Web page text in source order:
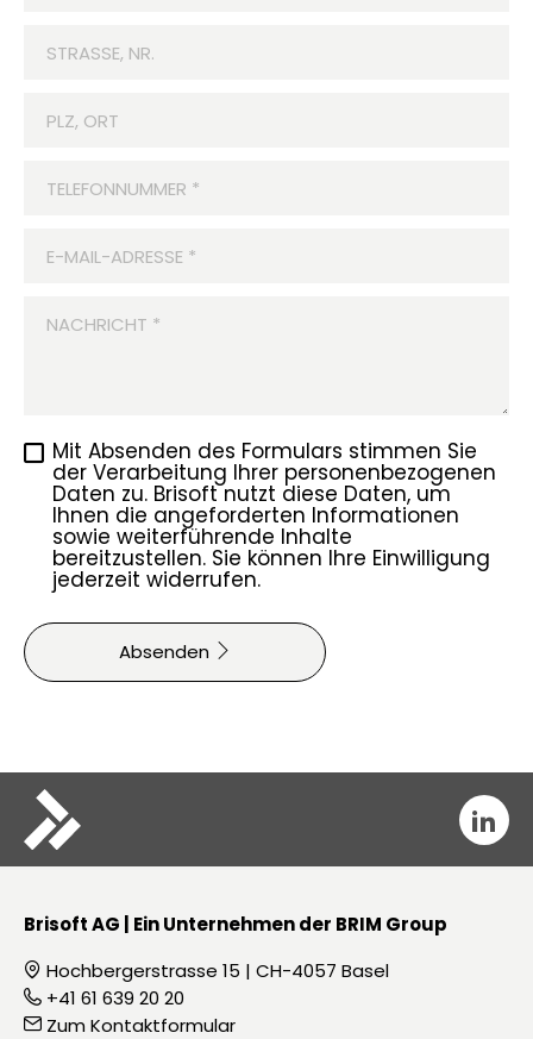
STRASSE, NR.
PLZ, ORT
TELEFONNUMMER *
E-MAIL-ADRESSE *
NACHRICHT *
Mit Absenden des Formulars stimmen Sie
der Verarbeitung Ihrer personenbezogenen
Daten zu. Brisoft nutzt diese Daten, um
Ihnen die angeforderten Informationen
sowie weiterführende Inhalte
bereitzustellen. Sie können Ihre Einwilligung
jederzeit widerrufen.
Absenden

Brisoft AG | Ein Unternehmen der BRIM Group
 Hochbergerstrasse 15 | CH-4057 Basel
 +41 61 639 20 20
 Zum Kontaktformular